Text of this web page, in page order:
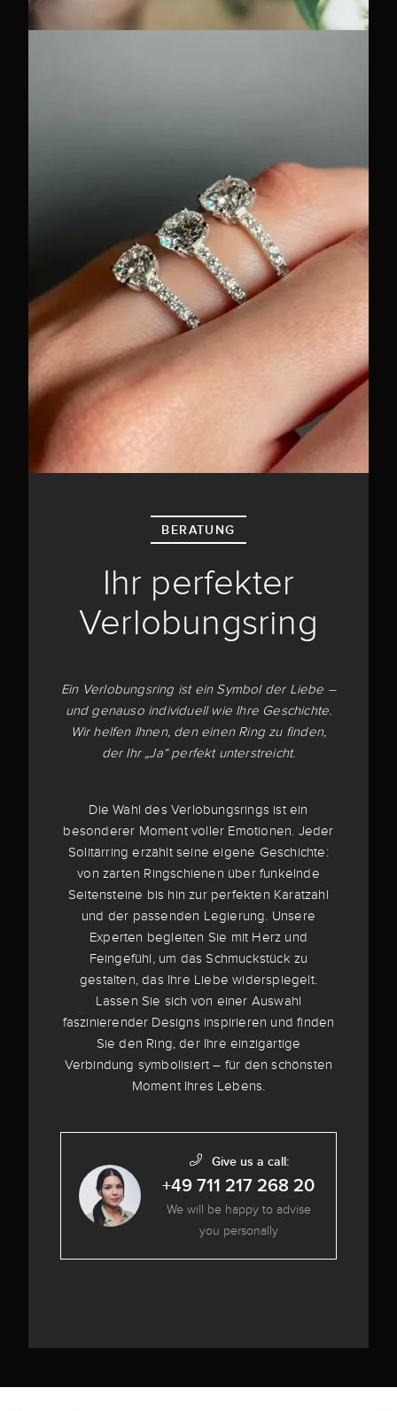
BERATUNG
Ihr perfekter
Verlobungsring
Ein Verlobungsring ist ein Symbol der Liebe –
und genauso individuell wie Ihre Geschichte.
Wir helfen Ihnen, den einen Ring zu finden,
der Ihr „Ja“ perfekt unterstreicht.
Die Wahl des Verlobungsrings ist ein
besonderer Moment voller Emotionen. Jeder
Solitärring erzählt seine eigene Geschichte:
von zarten Ringschienen über funkelnde
Seitensteine bis hin zur perfekten Karatzahl
und der passenden Legierung. Unsere
Experten begleiten Sie mit Herz und
Feingefühl, um das Schmuckstück zu
gestalten, das Ihre Liebe widerspiegelt.
Lassen Sie sich von einer Auswahl
faszinierender Designs inspirieren und finden
Sie den Ring, der Ihre einzigartige
Verbindung symbolisiert – für den schönsten
Moment Ihres Lebens.
Give us a call:
+49 711 217 268 20
We will be happy to advise
you personally